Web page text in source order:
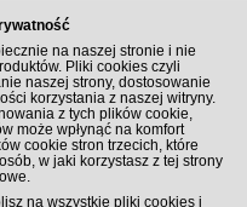
na naszej stronie i nie
Pliki cookies czyli
naszej strony, dostosowanie
korzystania z naszej witryny.
z tych plików cookie,
może wpłynąć na komfort
cookie stron trzecich, które
w jaki korzystasz z tej strony
na wszystkie pliki cookies i